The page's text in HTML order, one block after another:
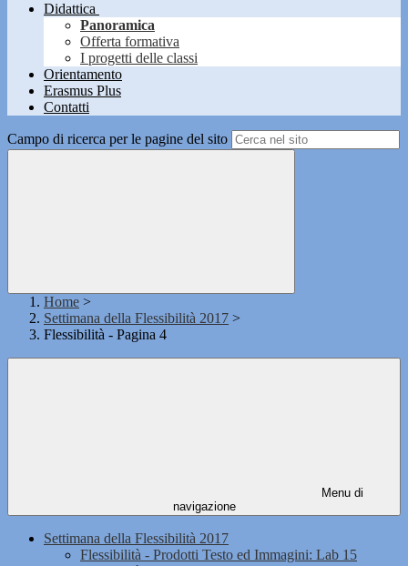
Didattica
Panoramica
Offerta formativa
I progetti delle classi
Orientamento
Erasmus Plus
Contatti
Campo di ricerca per le pagine del sito
Home >
Settimana della Flessibilità 2017 >
Flessibilità - Pagina 4
Menu di
navigazione
Settimana della Flessibilità 2017
Flessibilità - Prodotti Testo ed Immagini: Lab 15